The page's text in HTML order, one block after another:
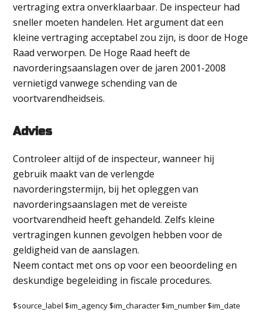
vertraging extra onverklaarbaar. De inspecteur had
sneller moeten handelen. Het argument dat een
kleine vertraging acceptabel zou zijn, is door de Hoge
Raad verworpen. De Hoge Raad heeft de
navorderingsaanslagen over de jaren 2001-2008
vernietigd vanwege schending van de
voortvarendheidseis.
Advies
Controleer altijd of de inspecteur, wanneer hij
gebruik maakt van de verlengde
navorderingstermijn, bij het opleggen van
navorderingsaanslagen met de vereiste
voortvarendheid heeft gehandeld. Zelfs kleine
vertragingen kunnen gevolgen hebben voor de
geldigheid van de aanslagen.
Neem contact met ons op voor een beoordeling en
deskundige begeleiding in fiscale procedures.
$source_label $im_agency $im_character $im_number $im_date